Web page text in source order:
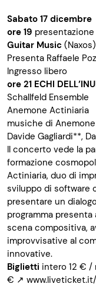
Sabato 17 dicembre
ore 19
Guitar Music
Presenta Raffaele
Ingresso libero
ore 21 ECHI
Schallfeld Ensemble
Anemone Actiniaria
musiche di
Davide Gagliardi**,
Il concerto vede la
formazione
Actiniaria, duo di
sviluppo di software
presentare un
programma
scena compositiva,
improvvisative al
innovative.
Biglietti intero 12 € /
€ ↗